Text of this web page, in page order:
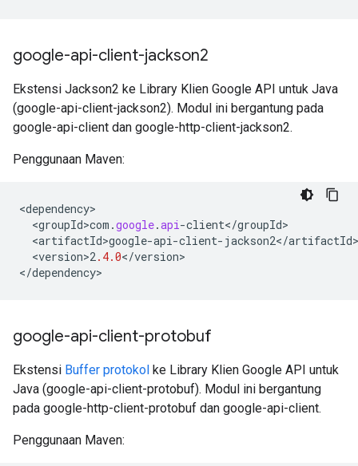
google-api-client-jackson2
Ekstensi Jackson2 ke Library Klien Google API untuk Java
(google-api-client-jackson2). Modul ini bergantung pada
google-api-client dan google-http-client-jackson2.
Penggunaan Maven:
<dependency
<groupId>com .google.api-client</groupId
<artifactId>google-api-client- jackson2</artifactId
<version>2.4.0</version>
</dependency>
google-api-client-protobuf
Ekstensi Buffer protokol ke Library Klien Google API untuk
Java (google-api-client-protobuf). Modul ini bergantung
pada google-http-client-protobuf dan google-api-client.
Penggunaan Maven: